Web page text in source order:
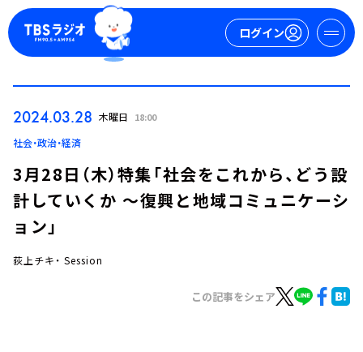
ログイン
2024.03.28 木曜日 18:00
社会・政治・経済
3月28日（木）特集「社会をこれから、どう設
計していくか ～復興と地域コミュニケーシ
ョン」
荻上チキ・ Session
この記事をシェア